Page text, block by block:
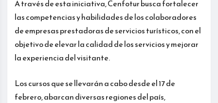
A través de esta iniciativa, Cenfotur busca fortalecer
las competencias y habilidades de los colaboradores
de empresas prestadoras de servicios turísticos, con el
objetivo de elevar la calidad de los servicios y mejorar
la experiencia del visitante.
Los cursos que se llevarán a cabo desde el 17 de
febrero, abarcan diversas regiones del país,